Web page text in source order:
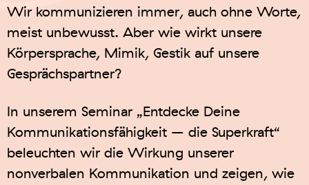
Wir kommunizieren immer, auch ohne Worte,
meist unbewusst. Aber wie wirkt unsere
Körpersprache, Mimik, Gestik auf unsere
Gesprächspartner?
In unserem Seminar „Entdecke Deine
Kommunikationsfähigkeit – die Superkraft“
beleuchten wir die Wirkung unserer
nonverbalen Kommunikation und zeigen, wie